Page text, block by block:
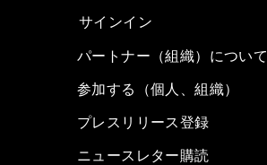
サインイン
パートナー（組織）について
参加する（個人、組織）
プレスリリース登録
ニュースレター購読